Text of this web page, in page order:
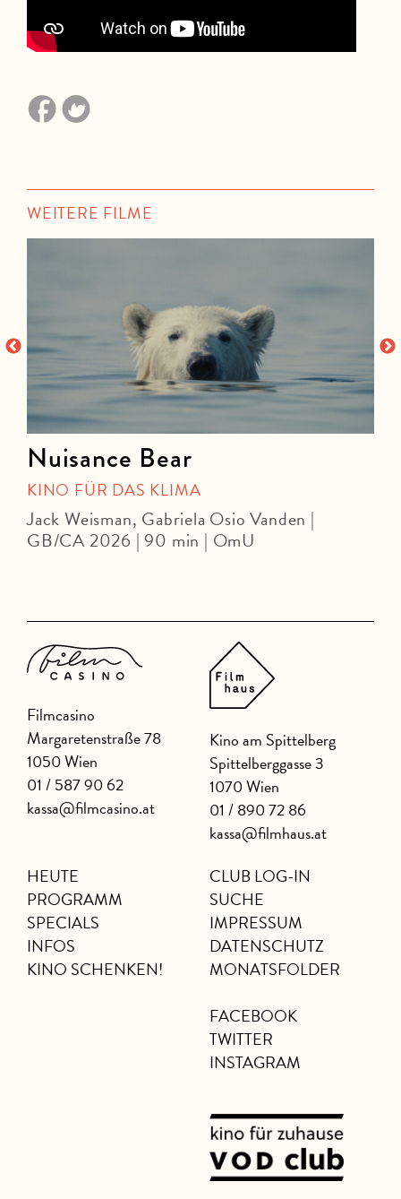
WEITERE FILME
Nuisance Bear
KINO FÜR DAS KLIMA
Jack Weisman, Gabriela Osio Vanden |
GB/CA 2026 | 90 min | OmU
Filmcasino
Margaretenstraße 78
1050 Wien
01 / 587 90 62
kassa@filmcasino.at
Kino am Spittelberg
Spittelberggasse 3
1070 Wien
01 / 890 72 86
kassa@filmhaus.at
HEUTE
PROGRAMM
SPECIALS
INFOS
KINO SCHENKEN!
CLUB LOG-IN
SUCHE
IMPRESSUM
DATENSCHUTZ
MONATSFOLDER
FACEBOOK
TWITTER
INSTAGRAM